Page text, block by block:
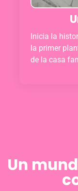
Inicia la
la primer
de la casa
Un